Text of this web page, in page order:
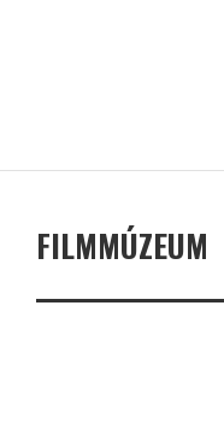
FILMMÚZEUM